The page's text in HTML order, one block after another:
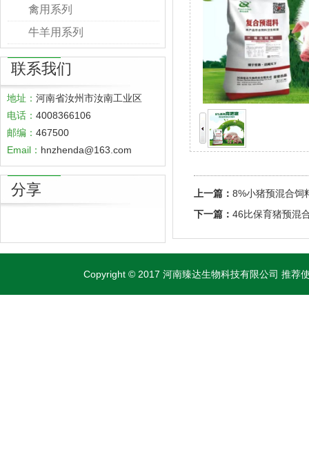
禽用系列
牛羊用系列
联系我们
地址： 河南省汝州市汝南工业区
电话： 4008366106
邮编： 467500
Email： hnzhenda@163.com
分享 上一篇： 8%小猪预混合饲
下一篇： 46比保育猪预混
Copyright © 2017 河南臻达生物科技有限公司 推荐